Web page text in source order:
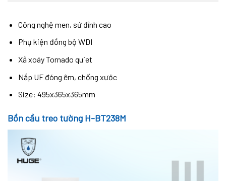
Công nghệ men, sứ đỉnh cao
Phụ kiện đồng bộ WDI
Xả xoáy Tornado quiet
Nắp UF đóng êm, chống xước
Size: 495x365x365mm
Bồn cầu treo tường H-BT238M